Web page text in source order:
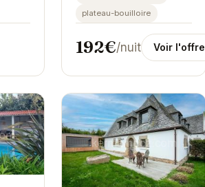
plateau-bouilloire
192€/nuit Voir l'offre